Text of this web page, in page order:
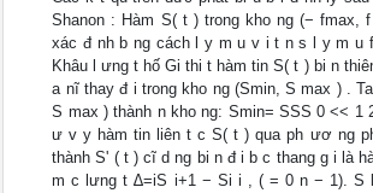
Shanon : Hàm S( t ) trong kho ng (− fmax,
xác đ nh b ng cách l y m u v i t n s l y m u
Khâu l ưng t hố Gi thi t hàm tin S( t ) bi n
a nĩ thay đ i trong kho ng (Smin, S max ) .
S max ) thành n kho ng: Smin= SSS 0 << 1
ư v y hàm tin liên t c S( t ) qua ph ươ ng
thành S' ( t ) cĩ d ng bi n đ i b c thang g i là
m c lưng t ∆=iS i+1 − Si i , ( = 0 n − 1). S